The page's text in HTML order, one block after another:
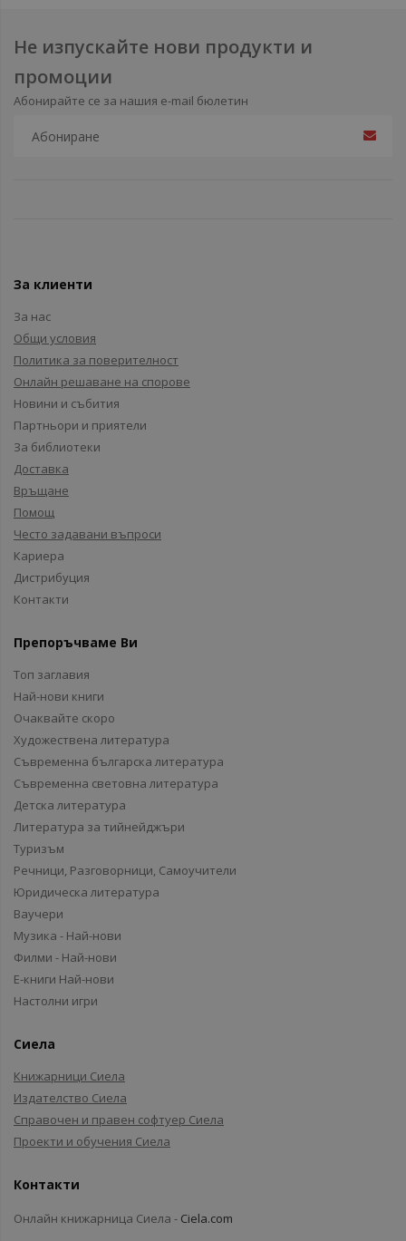
Не изпускайте нови продукти и
промоции
Абонирайте се за нашия e-mail бюлетин
За клиенти
За нас
Общи условия
Политика за поверителност
Онлайн решаване на спорове
Новини и събития
Партньори и приятели
За библиотеки
Доставка
Връщане
Помощ
Често задавани въпроси
Кариера
Дистрибуция
Контакти
Препоръчваме Ви
Топ заглавия
Най-нови книги
Очаквайте скоро
Художествена литература
Съвременна българска литература
Съвременна световна литература
Детска литература
Литература за тийнейджъри
Туризъм
Речници, Разговорници, Самоучители
Юридическа литература
Ваучери
Музика - Най-нови
Филми - Най-нови
Е-книги Най-нови
Настолни игри
Сиела
Книжарници Сиела
Издателство Сиела
Справочен и правен софтуер Сиела
Проекти и обучения Сиела
Контакти
Онлайн книжарница Сиела - Ciela.com